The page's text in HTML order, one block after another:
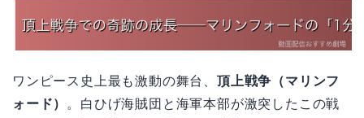
ワンピース史上最も激動の舞台、 頂上戦争（マリンフ
ォード）
。白ひげ海賊団と海軍本部が激突したこの戦